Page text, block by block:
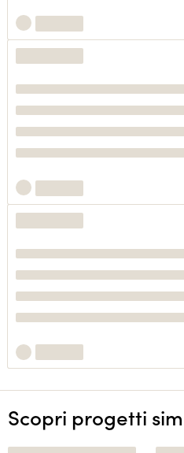
Scopri progetti